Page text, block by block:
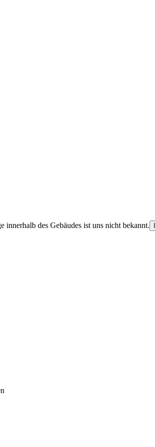
innerhalb des Gebäudes ist uns nicht bekannt.